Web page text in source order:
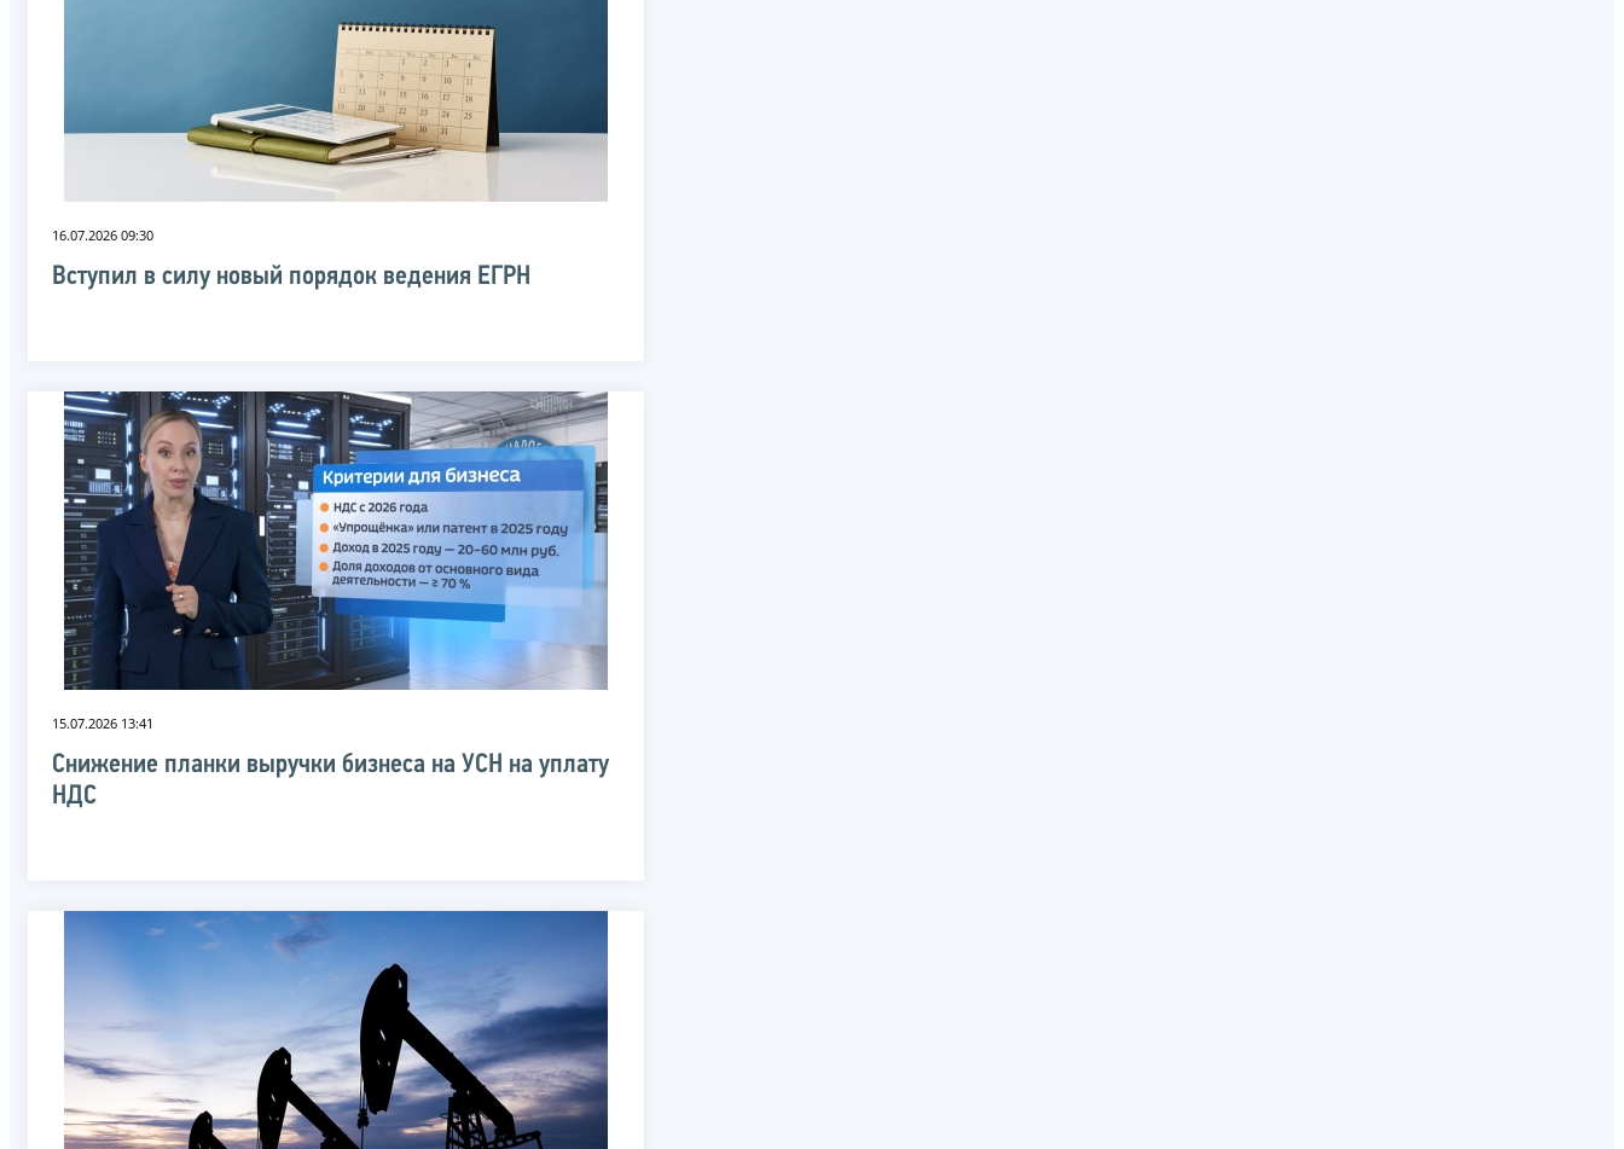
16.07.2026 09:30
Вступил в силу новый порядок ведения ЕГРН
15.07.2026 13:41
Снижение планки выручки бизнеса на УСН на уплату
НДС